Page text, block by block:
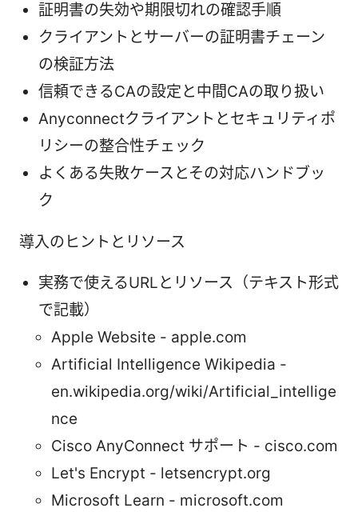
証明書の失効や期限切れの確認手順
クライアントとサーバーの証明書チェーン
の検証方法
信頼できるCAの設定と中間CAの取り扱い
Anyconnectクライアントとセキュリティポ
リシーの整合性チェック
よくある失敗ケースとその対応ハンドブッ
ク
導入のヒントとリソース
実務で使えるURLとリソース（テキスト形式
で記載）
Apple Website - apple.com
Artificial Intelligence Wikipedia -
en.wikipedia.org/wiki/Artificial_intellige
nce
Cisco AnyConnect サポート - cisco.com
Let's Encrypt - letsencrypt.org
Microsoft Learn - microsoft.com